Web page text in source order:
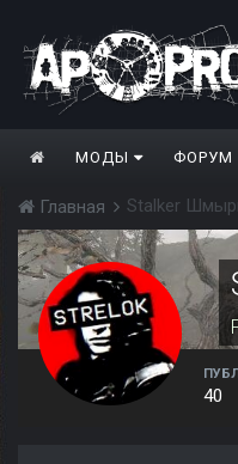
МОДЫ ФОРУМ
Главная Stalker
40